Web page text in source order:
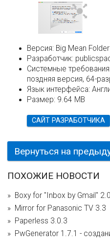
Версия: Big Mean
Разработчик:
Системные
поздняя версия, 64-
Язык интерфейса:
Размер: 9.64 MB
САЙТ РАЗРАБОТЧИКА
Вернуться на
ПОХОЖИЕ НОВОСТИ
Boxy for "Inbox by Gmail"
Mirror for Panasonic TV 3.3
Paperless 3.0.3
PwGenerator 1.7.1 -